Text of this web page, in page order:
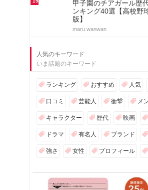
甲子園のチアガール歴
ンキング40選【高校野
版】
maru.wanwan
人気のキーワード
いま話題のキーワード
ランキング おすすめ 人気
口コミ 芸能人 衝撃 メ
キャラクター 歴代 映画
ドラマ 有名人 ブランド
強さ 女性 プロフィール